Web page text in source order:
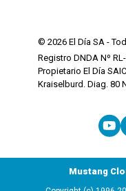
© 2026 El Día SA -
Registro DNDA Nº
Propietario El Día
Kraiselburd. Diag. 80
Mustang